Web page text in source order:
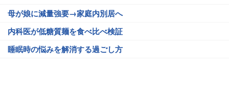
母が娘に減量強要→家庭内別居へ
内科医が低糖質麺を食べ比べ検証
睡眠時の悩みを解消する過ごし方